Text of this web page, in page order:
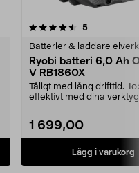
5recensioner
Batterier & laddare
Ryobi batteri 6,0 Ah
V RB1860X
Tåligt med lång drifttid.
effektivt med dina
1 699,00
Lägg i varukorg